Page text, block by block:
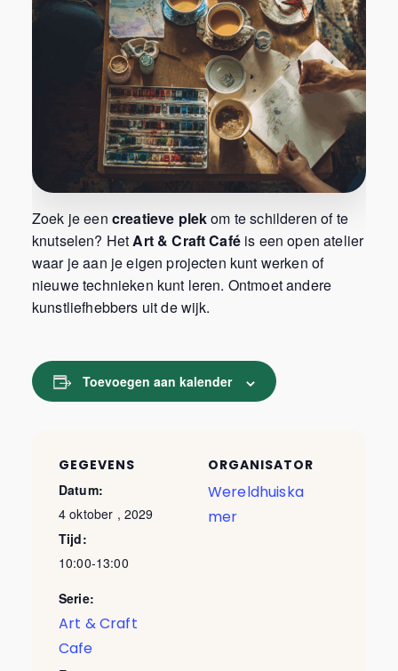
Zoek je een creatieve plekom te schilderen of te
knutselen? HetArt & Craft Caféis een open atelier
waar je aan je eigen projecten kunt werken of
nieuwe technieken kunt leren. Ontmoet andere
kunstliefhebbers uit de wijk.
Toevoegen aan kalender
GEGEVENS
Datum:
4 oktober , 2029
Tijd:
10:00-13:00
Serie:
Art & Craft
Cafe
ORGANISATOR
Wereldhuiska
mer